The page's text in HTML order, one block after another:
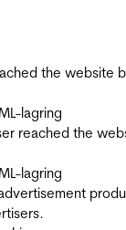
the website
lagring
reached the
lagring